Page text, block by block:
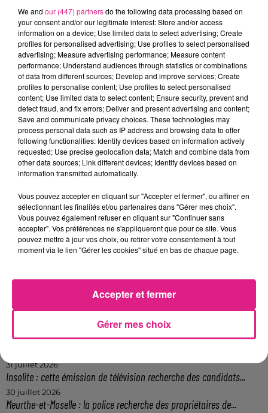
Cet élément est masqué compte-tenu du refus
du dépôt de cookies que vous avez exprimé. Si
vous souhaitez l'afficher, merci de nous donner
votre accord en cliquant sur le bouton ci-
dessous.
Afficher l'élément
FIL ACTUS
5 août 2026
Casting de Woof : l'Euro-Métropole de Metz part à la recherche de...
4 août 2026
Officiel : Gauthier Hein quitte le FC Metz pour l'OGC Nice
4 août 2026
4 août 2026
Eclipse Solaire du 12 août : où voir ce phénomène en Lorraine ?
31 juillet 2026
Chalets de Noël solidaires : la ville de Metz lance un appel à...
31 juillet 2026
31 juillet 2026
Insolite : cette émission de télévision recherche des candidats...
30 juillet 2026
Meurthe-et-Moselle : la police recherche des propriétaires de...
We and our (447) partnersdo the following data processing based on
your consent and/or our legitimate interest: Store and/or access
information on a device; Use limited data to select advertising; Create
profiles for personalised advertising; Use profiles to select personalised
advertising; Measure advertising performance; Measure content
performance; Understand audiences through statistics or combinations
of data from different sources; Develop and improve services; Create
profiles to personalise content; Use profiles to select personalised
content; Use limited data to select content; Ensure security, prevent and
detect fraud, and fix errors; Deliver and present advertising and content;
Save and communicate privacy choices. These technologies may
process personal data such as IP address and browsing data to offer
following functionalities: Identify devices based on information actively
requested; Use precise geolocation data; Match and combine data from
other data sources; Link different devices; Identify devices based on
information transmitted automatically.
Vous pouvez accepter en cliquant sur "Accepter et fermer", ou affiner en
sélectionnant les finalités et/ou partenaires dans "Gérer mes choix".
Vous pouvez également refuser en cliquant sur "Continuer sans
accepter". Vos préférences ne s'appliqueront que pour ce site. Vous
pouvez mettre à jour vos choix, ou retirer votre consentement à tout
moment via le lien "Gérer les cookies" situé en bas de chaque page.
Gérer mes choix
Accepter et fermer